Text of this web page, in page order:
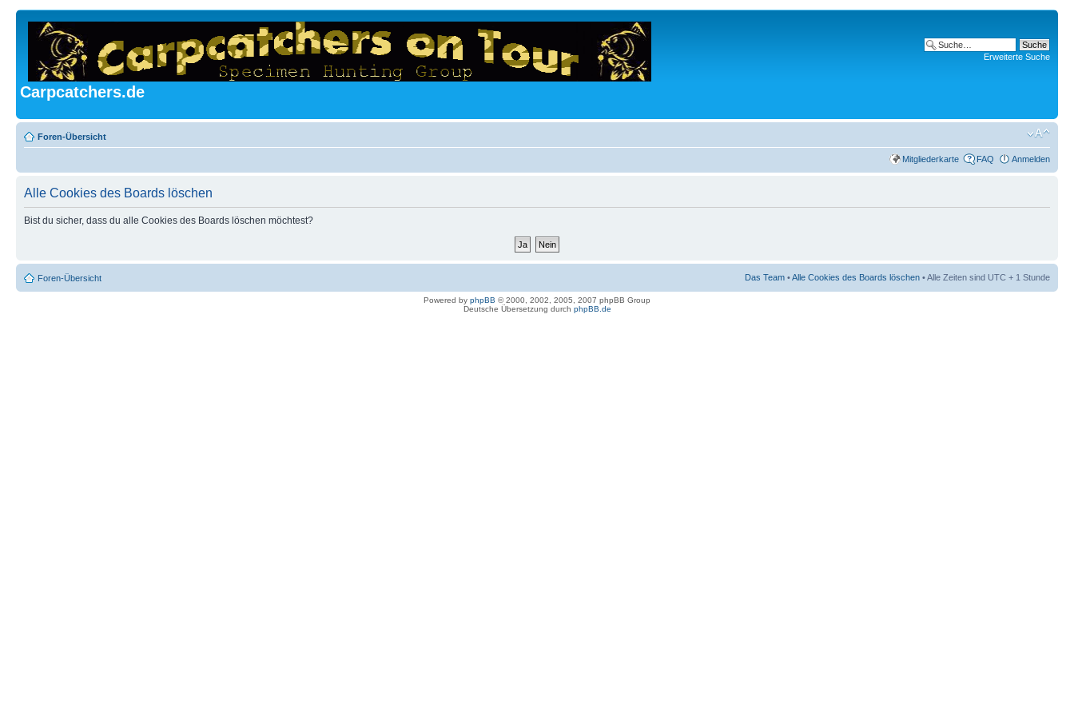
Carpcatchers.de
Erweiterte Suche
Foren-Übersicht
Mitgliederkarte FAQ Anmelden
Alle Cookies des Boards löschen
Bist du sicher, dass du alle Cookies des Boards löschen möchtest?
Foren-Übersicht Das Team •Alle Cookies des Boards löschen • Alle Zeiten sind UTC + 1 Stunde
Powered by phpBB © 2000, 2002, 2005, 2007 phpBB Group
Deutsche Übersetzung durch phpBB.de